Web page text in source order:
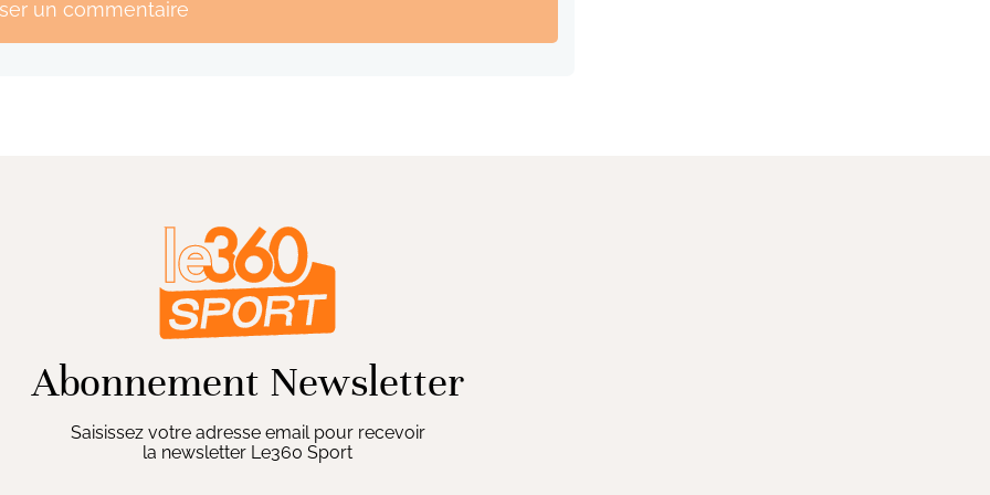
un commentaire
Abonnement Newsletter
Saisissez votre adresse email pour recevoir
la newsletter Le360 Sport